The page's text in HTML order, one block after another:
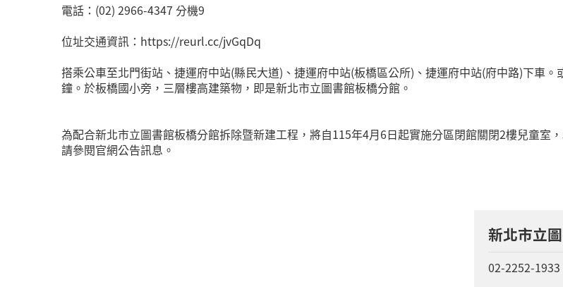
電話：(02) 2966-4347 分機9
位址交通資訊：https://reurl.cc/jvGqDq
搭乘公車至北門街站、捷運府中站(縣民大道)、捷運府中站(板橋區公所)、捷運府中站(府中路)下車
鐘。於板橋國小旁，三層樓高建築物，即是新北市立圖書館板橋分館。
為配合新北市立圖書館板橋分館拆除暨新建工程，將自115年4月6日起實施分區閉館關閉2樓兒童室
新北市立
02-2252-1933